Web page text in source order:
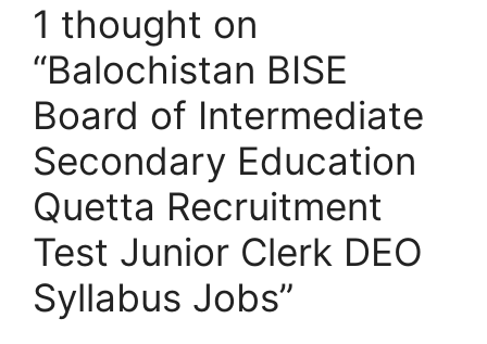
e
1 thought on
“Balochistan BISE
Board of Intermediate
Secondary Education
Quetta Recruitment
Test Junior Clerk DEO
Syllabus Jobs”